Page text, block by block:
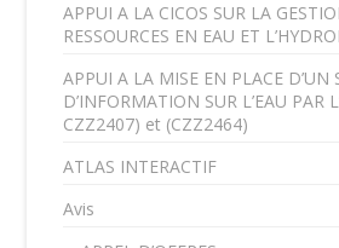
APPUI A LA CICOS SUR LA
RESSOURCES EN EAU ET
APPUI A LA MISE EN PLACE D’UN
D’INFORMATION SUR L’EAU PAR
CZZ2407) et (CZZ2464)
ATLAS INTERACTIF
Avis